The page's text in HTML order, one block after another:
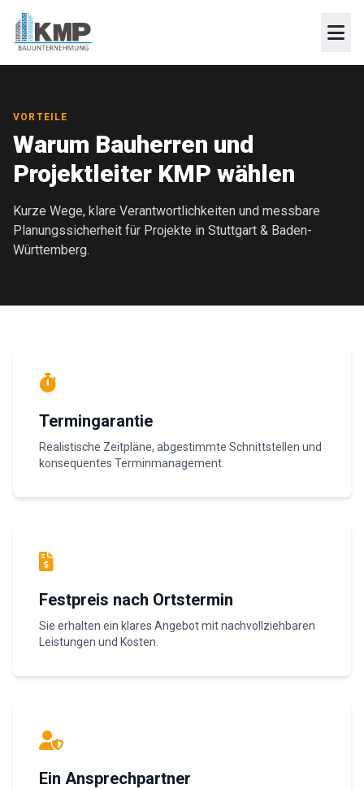
VORTEILE
Warum Bauherren und
Projektleiter KMP wählen
Kurze Wege, klare Verantwortlichkeiten und messbare
Planungssicherheit für Projekte in Stuttgart & Baden-
Württemberg.
Termingarantie
Realistische Zeitpläne, abgestimmte Schnittstellen und
konsequentes Terminmanagement.
Festpreis nach Ortstermin
Sie erhalten ein klares Angebot mit nachvollziehbaren
Leistungen und Kosten.
Ein Ansprechpartner